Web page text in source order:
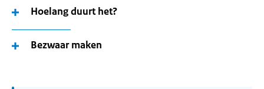
Hoelang duurt het?
Bezwaar maken